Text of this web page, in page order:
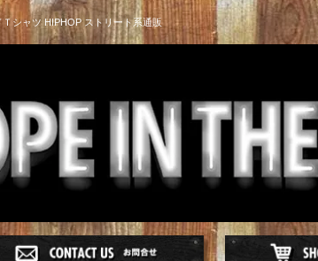
シャツ HIPHOP ストリート系通販